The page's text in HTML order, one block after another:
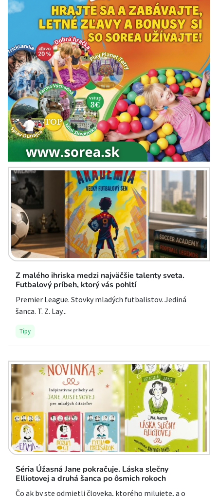
Z malého ihriska medzi najväčšie talenty sveta.
Futbalový príbeh, ktorý vás pohltí
Premier League. Stovky mladých futbalistov. Jediná
šanca. T. Z. Lay...
Tipy
Séria Úžasná Jane pokračuje. Láska slečny
Elliotovej a druhá šanca po ôsmich rokoch
Čo ak by ste odmietli človeka, ktorého milujete, a o